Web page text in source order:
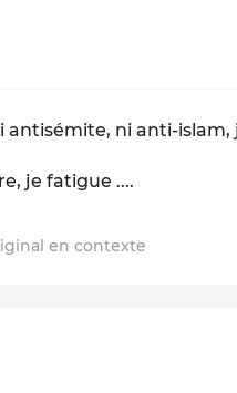
antisémite, ni anti-islam,
je fatigue ....